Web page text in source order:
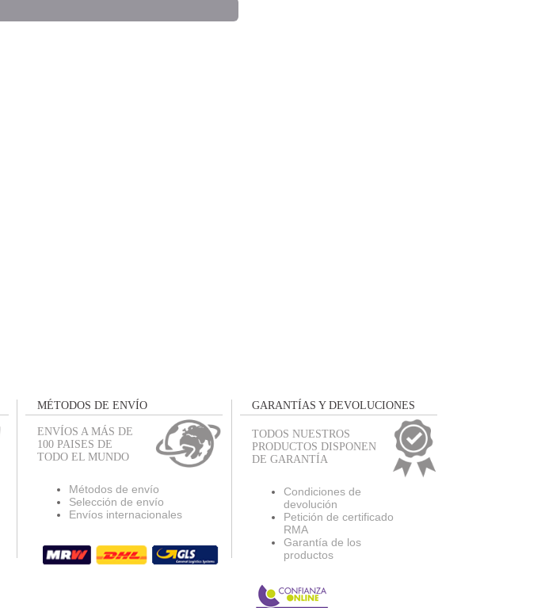
MÉTODOS DE ENVÍO
ENVÍOS A MÁS DE
100 PAISES DE
TODO EL MUNDO
Métodos de envío
Selección de envío
Envíos internacionales
GARANTÍAS Y DEVOLUCIONES
TODOS NUESTROS
PRODUCTOS DISPONEN
DE GARANTÍA
Condiciones de
devolución
Petición de certificado
RMA
Garantía de los
productos